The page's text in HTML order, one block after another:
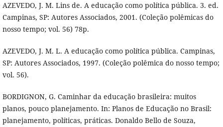
AZEVEDO, J. M. Lins de. A educação como política pública. 3. ed.
Campinas, SP: Autores Associados, 2001. (Coleção polêmicas do
nosso tempo; vol. 56) 78p.
AZEVEDO, J. M. L. A educação como política pública. Campinas,
SP: Autores Associados, 1997. (Coleção polêmica do nosso tempo;
vol. 56).
BORDIGNON, G. Caminhar da educação brasileira: muitos
planos, pouco planejamento. In: Planos de Educação no Brasil:
planejamento, políticas, práticas. Donaldo Bello de Souza,